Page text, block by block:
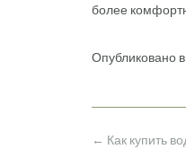
более
Опубликовано в
Навигация
← Как купить